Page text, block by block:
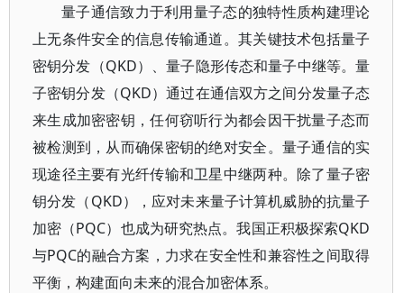
量子通信致力于利用量子态的独特性质构建理论
上无条件安全的信息传输通道。其关键技术包括量子
密钥分发（QKD）、量子隐形传态和量子中继等。量
子密钥分发（QKD）通过在通信双方之间分发量子态
来生成加密密钥，任何窃听行为都会因干扰量子态而
被检测到，从而确保密钥的绝对安全。量子通信的实
现途径主要有光纤传输和卫星中继两种。除了量子密
钥分发（QKD），应对未来量子计算机威胁的抗量子
加密（PQC）也成为研究热点。我国正积极探索QKD
与PQC的融合方案，力求在安全性和兼容性之间取得
平衡，构建面向未来的混合加密体系。